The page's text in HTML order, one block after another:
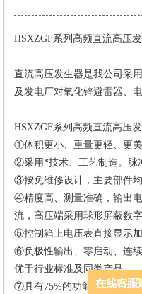
HSXZGF系列高频直流高压
直流高压发生器是我公司采用
及发电厂对氧化锌避雷器、
HSXZGF系列高频直流高压
①体积更小、重量更轻、更
②采用*技术、工艺制造。脉
③按免维修设计，主要部件
④精度高、测量准确，输出
流，高压端采用球形屏蔽数
⑤控制箱上电压表直接显示
⑥负极性输出、零启动、连
优于行业标准及同类产品。
⑦具有75%的功能，做氧化